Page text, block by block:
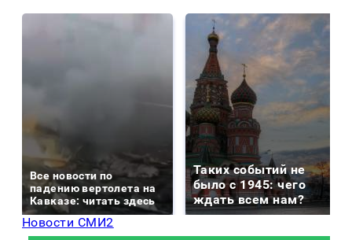
Все новости по
падению вертолета на
Кавказе: читать здесь
Таких событий не
было с 1945: чего
ждать всем нам?
Новости СМИ2